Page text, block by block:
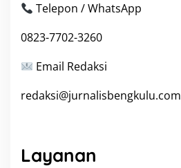
Telepon / WhatsApp
0823-7702-3260
Email Redaksi
redaksi@jurnalisbengkulu.com
Layanan